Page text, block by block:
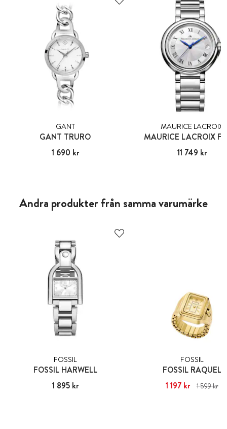
GANT
GANT TRURO
Pris :1 690 kr
1 690 kr
MAURICE LACROIX
MAURICE LACROIX
Pris:11 749 kr
11 749 kr
Andra produkter från samma varumärke
FOSSIL
FOSSIL HARWELL
Pris :1 895 kr
1 895 kr
FOSSIL
FOSSIL RAQUEL
Nuvarande pris: 1 197 kr
1 197 kr 1 599 kr